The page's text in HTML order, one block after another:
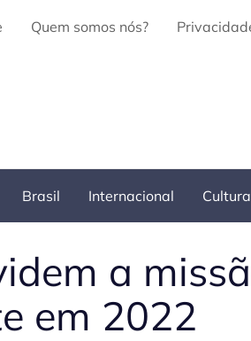
Quem somos nós?
Brasil Internacional Cultura
a
em 2022